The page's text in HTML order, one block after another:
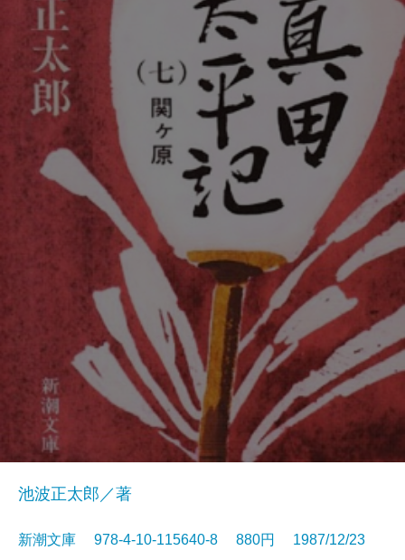
池波正太郎／著
新潮文庫 978-4-10-115640-8 880円 1987/12/23